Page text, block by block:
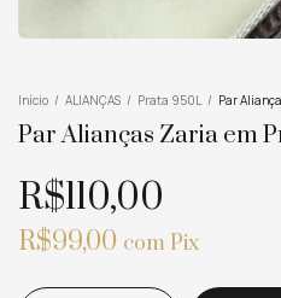
Início / ALIANÇAS / Prata 950L / Par
Par Alianças Zaria em
R$110,00
R$99,00 com Pix